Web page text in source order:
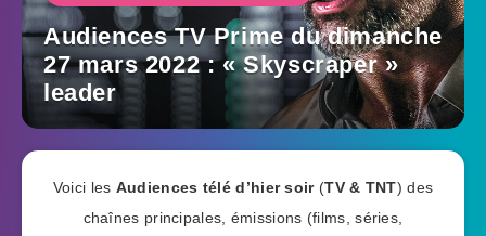
Audiences TV Prime du dimanche
27 mars 2022 : « Skyscraper »
leader
Voici les Audiences télé d’hier soir (TV & TNT) des
chaînes principales, émissions (films, séries,